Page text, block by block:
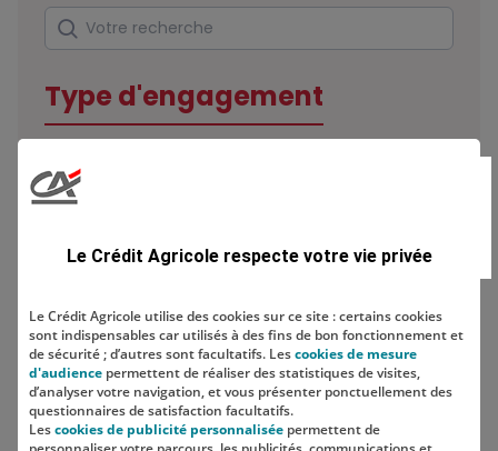
Rechercher
Votre recherche
Type d'engagement
Localisation
Le Crédit Agricole respecte votre vie privée
Le Crédit Agricole utilise des cookies sur ce site : certains cookies
sont indispensables car utilisés à des fins de bon fonctionnement et
de sécurité ; d’autres sont facultatifs. Lescookies de mesure
d'audience permettent de réaliser des statistiques de visites,
d’analyser votre navigation, et vous présenter ponctuellement des
questionnaires de satisfaction facultatifs.
Lescookies de publicité personnalisée permettent de